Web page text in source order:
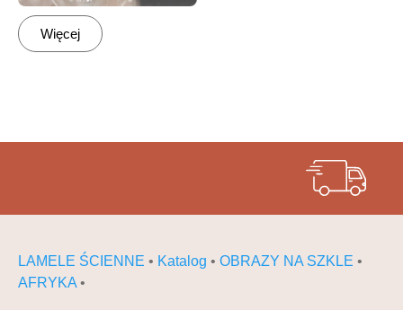
Więcej
LAMELE ŚCIENNE • Katalog • OBRAZY NA SZKLE •
AFRYKA •